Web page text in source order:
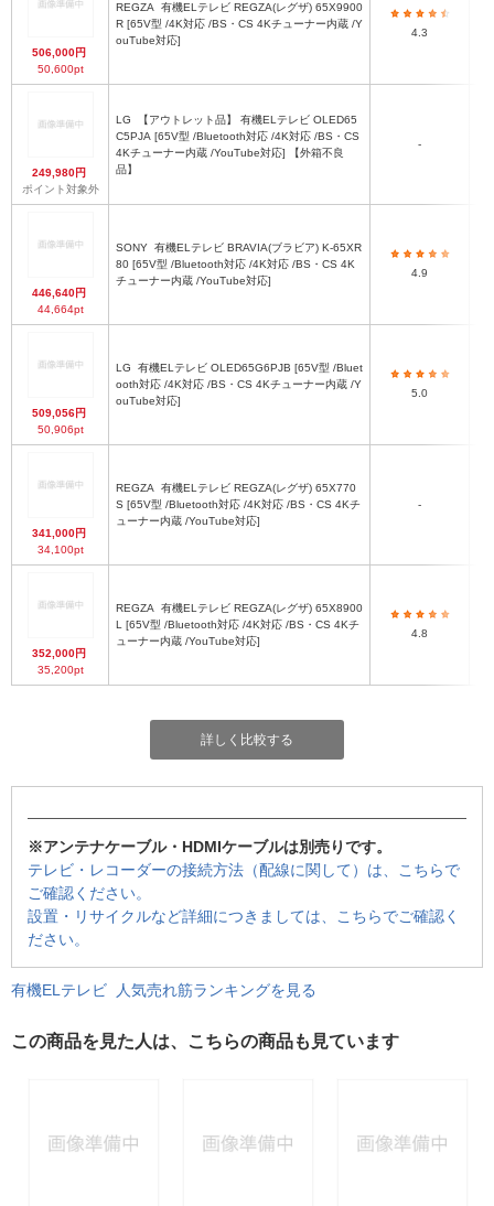
506,000円
50,600pt
REGZA
R [65V型 /4K対応 /BS・CS 4Kチューナー内蔵 /Y
ouTube対応]
4.3
249,980円
ポイント対象外
LG
C5PJA [65V型 /Bluetooth対応 /4K対応 /BS・CS
4Kチューナー内蔵 /YouTube対応] 【外箱不良
品】
-
446,640円
44,664pt
SONY
80 [65V型 /Bluetooth対応 /4K対応 /BS・CS 4K
チューナー内蔵 /YouTube対応]
4.9
509,056円
50,906pt
LG
ooth対応 /4K対応 /BS・CS 4Kチューナー内蔵 /Y
ouTube対応]
5.0
341,000円
34,100pt
REGZA
S [65V型 /Bluetooth対応 /4K対応 /BS・CS 4Kチ
ューナー内蔵 /YouTube対応]
-
352,000円
35,200pt
REGZA
L [65V型 /Bluetooth対応 /4K対応 /BS・CS 4Kチ
ューナー内蔵 /YouTube対応]
4.8
詳しく比較する
※アンテナケーブル・HDMIケーブルは別売りです。
テレビ・レコーダーの接続方法（配線に関して）は、こちらで
ご確認ください。
設置・リサイクルなど詳細につきましては、こちらでご確認く
ださい。
有機ELテレビ 人気売れ筋ランキングを見る
この商品を見た人は、こちらの商品も見ています